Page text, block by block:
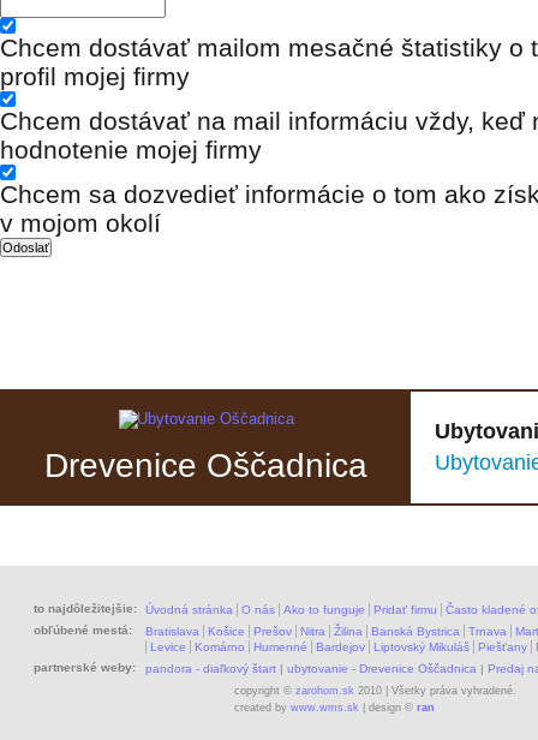
Chcem dostávať mailom mesačné štatistiky o
profil mojej firmy
Chcem dostávať na mail informáciu vždy, keď
hodnotenie mojej firmy
Chcem sa dozvedieť informácie o tom ako
v mojom okolí
Drevenice Oščadnica
to najdôležitejšie: Úvodná stránka O nás Ako to funguje Pridať firmu
Často kladené
obľúbené mestá:
Bratislava Košice Prešov Nitra Žilina Banská Bystrica Trnava
Levice
Komárno Humenné Bardejov Liptovský Mikuláš Piešťany
partnerské weby:
pandora - diaľkový štart | ubytovanie - Drevenice Oščadnica | Predaj
copyright © zarohom.sk 2010 | Všetky práva vyhradené.
created by www.wms.sk | design © ran